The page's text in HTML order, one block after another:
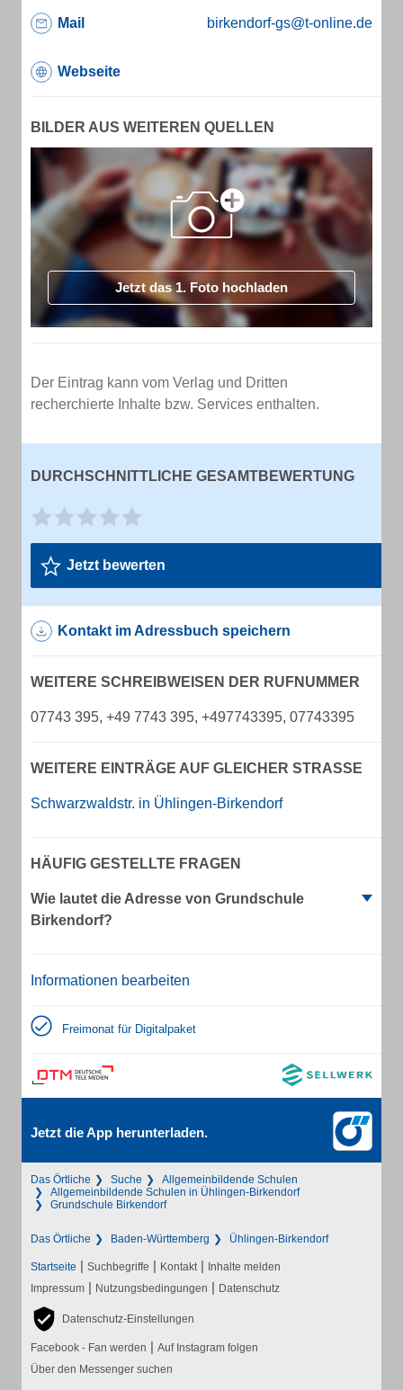
Mail birkendorf-gs@t-online.de
Webseite
BILDER AUS WEITEREN QUELLEN
Jetzt das 1. Foto hochladen
Der Eintrag kann vom Verlag und Dritten
recherchierte Inhalte bzw. Services enthalten.
DURCHSCHNITTLICHE GESAMTBEWERTUNG
Jetzt bewerten
Kontakt im Adressbuch speichern
WEITERE SCHREIBWEISEN DER RUFNUMMER
07743 395, +49 7743 395, +497743395, 07743395
WEITERE EINTRÄGE AUF GLEICHER STRASSE
Schwarzwaldstr. in Ühlingen-Birkendorf
HÄUFIG GESTELLTE FRAGEN
Wie lautet die Adresse von Grundschule
Birkendorf?
Informationen bearbeiten
Freimonat für Digitalpaket
Jetzt die App herunterladen.
Das Örtliche Suche
Allgemeinbildende Schulen
Allgemeinbildende Schulen in Ühlingen-Birkendorf
Grundschule Birkendorf
Das Örtliche Baden-Württemberg Ühlingen-Birkendorf
Startseite | Suchbegriffe | Kontakt | Inhalte melden
Impressum | Nutzungsbedingungen | Datenschutz
Datenschutz-Einstellungen
Facebook - Fan werden | Auf Instagram folgen
Über den Messenger suchen